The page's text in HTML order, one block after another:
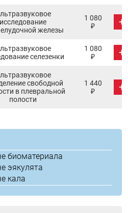
исследование
железы
1 080
₽
+
селезенки
1 080
₽
+
свободной
в плевральной
полости
1 440
₽
+
биоматериала
эякулята
кала